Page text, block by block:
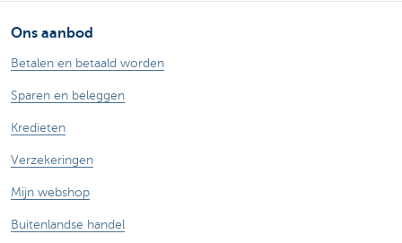
Ons aanbod
Betalen en betaald worden
Sparen en beleggen
Kredieten
Verzekeringen
Mijn webshop
Buitenlandse handel